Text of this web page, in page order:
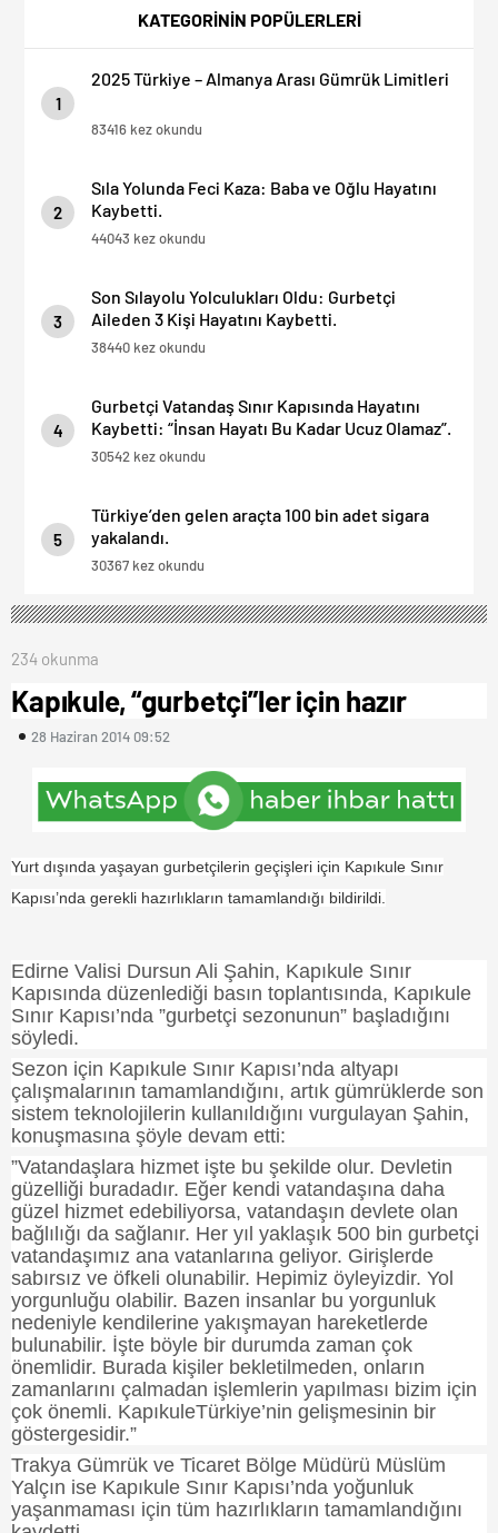
KATEGORİNİN POPÜLERLERİ
1
2025 Türkiye – Almanya Arası Gümrük Limitleri
83416 kez okundu
2
Sıla Yolunda Feci Kaza: Baba ve Oğlu Hayatını
Kaybetti.
44043 kez okundu
3
Son Sılayolu Yolculukları Oldu: Gurbetçi
Aileden 3 Kişi Hayatını Kaybetti.
38440 kez okundu
4
Gurbetçi Vatandaş Sınır Kapısında Hayatını
Kaybetti: “İnsan Hayatı Bu Kadar Ucuz Olamaz”.
30542 kez okundu
5
Türkiye’den gelen araçta 100 bin adet sigara
yakalandı.
30367 kez okundu
Artıyor!
234 okunma
Kapıkule, “gurbetçi”ler için hazır
28 Haziran 2014 09:52
Yurt dışında yaşayan gurbetçilerin geçişleri için Kapıkule Sınır
Kapısı’nda gerekli hazırlıkların tamamlandığı bildirildi.
Edirne Valisi Dursun Ali Şahin, Kapıkule Sınır
Kapısında düzenlediği basın toplantısında, Kapıkule
Sınır Kapısı’nda ”gurbetçi sezonunun” başladığını
söyledi.
Sezon için Kapıkule Sınır Kapısı’nda altyapı
çalışmalarının tamamlandığını, artık gümrüklerde son
sistem teknolojilerin kullanıldığını vurgulayan Şahin,
konuşmasına şöyle devam etti:
”Vatandaşlara hizmet işte bu şekilde olur. Devletin
güzelliği buradadır. Eğer kendi vatandaşına daha
güzel hizmet edebiliyorsa, vatandaşın devlete olan
bağlılığı da sağlanır. Her yıl yaklaşık 500 bin gurbetçi
vatandaşımız ana vatanlarına geliyor. Girişlerde
sabırsız ve öfkeli olunabilir. Hepimiz öyleyizdir. Yol
yorgunluğu olabilir. Bazen insanlar bu yorgunluk
nedeniyle kendilerine yakışmayan hareketlerde
bulunabilir. İşte böyle bir durumda zaman çok
önemlidir. Burada kişiler bekletilmeden, onların
zamanlarını çalmadan işlemlerin yapılması bizim için
çok önemli. KapıkuleTürkiye’nin gelişmesinin bir
göstergesidir.”
Trakya Gümrük ve Ticaret Bölge Müdürü Müslüm
Yalçın ise Kapıkule Sınır Kapısı’nda yoğunluk
yaşanmaması için tüm hazırlıkların tamamlandığını